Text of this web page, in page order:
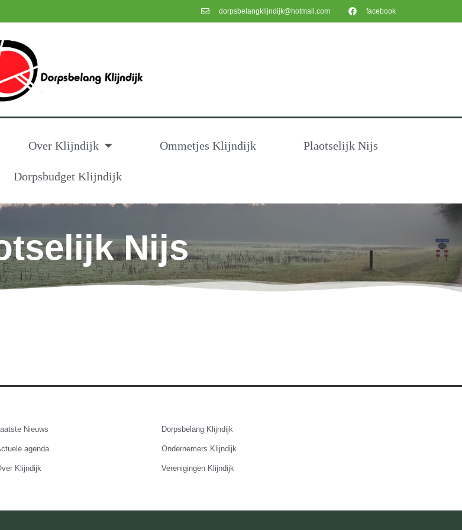
dorpsbelangklijndijk@hotmail.com facebook
Over Klijndijk Ommetjes Klijndijk Plaotselijk Nijs
Dorpsbudget Klijndijk
Nijs
Nieuws
agenda
Klijndijk
Dorpsbelang Klijndijk
Ondernemers Klijndijk
Verenigingen Klijndijk